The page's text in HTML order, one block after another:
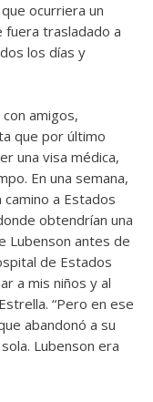
ocurriera un
fuera trasladado a
los días y
amigos,
que por último
una visa médica,
En una semana,
a Estados
obtendrían una
Lubenson antes de
de Estados
a mis niños y al
“Pero en ese
abandonó a su
Lubenson era